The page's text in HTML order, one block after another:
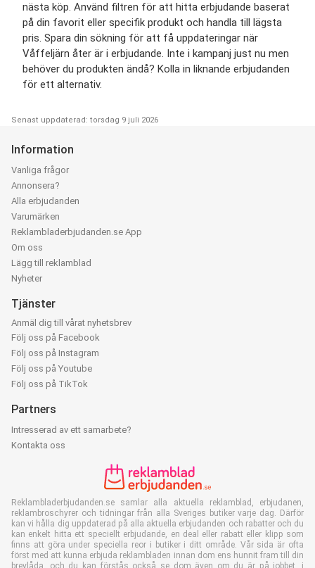
nästa köp. Använd filtren för att hitta erbjudande baserat
på din favorit eller specifik produkt och handla till lägsta
pris. Spara din sökning för att få uppdateringar när
Våffeljärn åter är i erbjudande. Inte i kampanj just nu men
behöver du produkten ändå? Kolla in liknande erbjudanden
för ett alternativ.
Senast uppdaterad: torsdag 9 juli 2026
Information
Vanliga frågor
Annonsera?
Alla erbjudanden
Varumärken
Reklambladerbjudanden.se App
Om oss
Lägg till reklamblad
Nyheter
Tjänster
Anmäl dig till vårat nyhetsbrev
Följ oss på Facebook
Följ oss på Instagram
Följ oss på Youtube
Följ oss på TikTok
Partners
Intresserad av ett samarbete?
Kontakta oss
Reklambladerbjudanden.se samlar alla aktuella reklamblad, erbjudanen,
reklambroschyrer och tidningar från alla Sveriges butiker varje dag. Därför
kan vi hålla dig uppdaterad på alla aktuella erbjudanden och rabatter och du
kan enkelt hitta ett speciellt erbjudande, en deal eller rabatt eller klipp som
finns att göra under speciella reor i butiker i ditt område. Vår sida är ofta
först med att kunna erbjuda reklambladen innan dom ens hunnit fram till din
brevlåda. och du kan förstås också se dom även om du är på jobbet, i